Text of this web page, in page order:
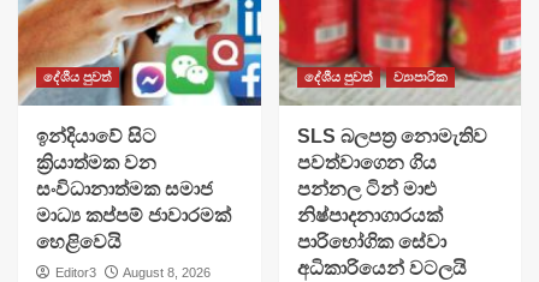
දේශීය පුවත්
​ඉන්දියාවේ සිට
ක්‍රියාත්මක වන
සංවිධානාත්මක සමාජ
මාධ්‍ය කප්පම් ජාවාරමක්
හෙළිවෙයි
Editor3
August 8, 2026
දේශීය පුවත් ව්‍යාපාරික
SLS බලපත්‍ර නොමැතිව
පවත්වාගෙන ගිය
පන්නල ටින් මාළු
නිෂ්පාදනාගාරයක්
පාරිභෝගික සේවා
අධිකාරියෙන් වටලයි